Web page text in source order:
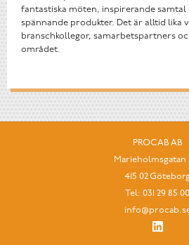
fantastiska möten, inspirerande samtal
spännande produkter. Det är alltid lika
branschkollegor, samarbetspartners
området.
PROCAB AB
Marieholmsgatan
415 02
Tel: 031 29 85 00